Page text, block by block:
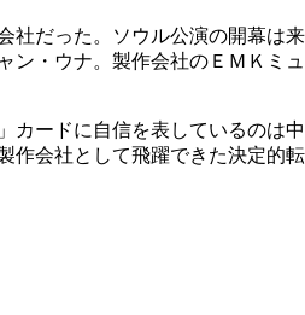
社だった。ソウル公演の開幕は
ン・ウナ。製作会社のＥＭＫミ
カードに自信を表しているの
作会社として飛躍できた決定的